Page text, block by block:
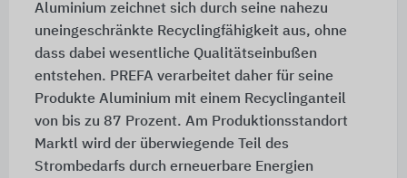
Aluminium zeichnet sich durch seine nahezu
uneingeschränkte Recyclingfähigkeit aus, ohne
dass dabei wesentliche Qualitätseinbußen
entstehen. PREFA verarbeitet daher für seine
Produkte Aluminium mit einem Recyclinganteil
von bis zu 87 Prozent. Am Produktionsstandort
Marktl wird der überwiegende Teil des
Strombedarfs durch erneuerbare Energien